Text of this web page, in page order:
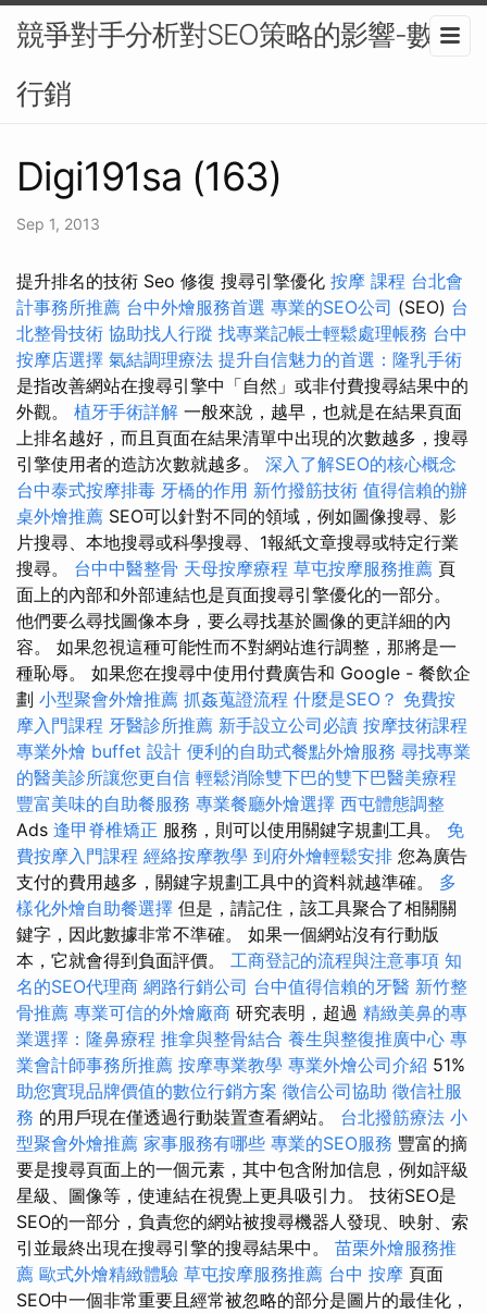
競爭對手分析對SEO策略的影響-數位
行銷
Digi191sa (163)
Sep 1, 2013
提升排名的技術 Seo 修復 搜尋引擎優化 按摩 課程 台北會
計事務所推薦 台中外燴服務首選 專業的SEO公司 (SEO) 台
北整骨技術 協助找人行蹤 找專業記帳士輕鬆處理帳務 台中
按摩店選擇 氣結調理療法 提升自信魅力的首選：隆乳手術
是指改善網站在搜尋引擎中「自然」或非付費搜尋結果中的
外觀。 植牙手術詳解 一般來說，越早，也就是在結果頁面
上排名越好，而且頁面在結果清單中出現的次數越多，搜尋
引擎使用者的造訪次數就越多。 深入了解SEO的核心概念
台中泰式按摩排毒 牙橋的作用 新竹撥筋技術 值得信賴的辦
桌外燴推薦 SEO可以針對不同的領域，例如圖像搜尋、影
片搜尋、本地搜尋或科學搜尋、1報紙文章搜尋或特定行業
搜尋。 台中中醫整骨 天母按摩療程 草屯按摩服務推薦 頁
面上的內部和外部連結也是頁面搜尋引擎優化的一部分。
他們要么尋找圖像本身，要么尋找基於圖像的更詳細的內
容。 如果忽視這種可能性而不對網站進行調整，那將是一
種恥辱。 如果您在搜尋中使用付費廣告和 Google - 餐飲企
劃 小型聚會外燴推薦 抓姦蒐證流程 什麼是SEO？ 免費按
摩入門課程 牙醫診所推薦 新手設立公司必讀 按摩技術課程
專業外燴 buffet 設計 便利的自助式餐點外燴服務 尋找專業
的醫美診所讓您更自信 輕鬆消除雙下巴的雙下巴醫美療程
豐富美味的自助餐服務 專業餐廳外燴選擇 西屯體態調整
Ads 逢甲脊椎矯正 服務，則可以使用關鍵字規劃工具。 免
費按摩入門課程 經絡按摩教學 到府外燴輕鬆安排 您為廣告
支付的費用越多，關鍵字規劃工具中的資料就越準確。 多
樣化外燴自助餐選擇 但是，請記住，該工具聚合了相關關
鍵字，因此數據非常不準確。 如果一個網站沒有行動版
本，它就會得到負面評價。 工商登記的流程與注意事項 知
名的SEO代理商 網路行銷公司 台中值得信賴的牙醫 新竹整
骨推薦 專業可信的外燴廠商 研究表明，超過 精緻美鼻的專
業選擇：隆鼻療程 推拿與整骨結合 養生與整復推廣中心 專
業會計師事務所推薦 按摩專業教學 專業外燴公司介紹 51%
助您實現品牌價值的數位行銷方案 徵信公司協助 徵信社服
務 的用戶現在僅透過行動裝置查看網站。 台北撥筋療法 小
型聚會外燴推薦 家事服務有哪些 專業的SEO服務 豐富的摘
要是搜尋頁面上的一個元素，其中包含附加信息，例如評級
星級、圖像等，使連結在視覺上更具吸引力。 技術SEO是
SEO的一部分，負責您的網站被搜尋機器人發現、映射、索
引並最終出現在搜尋引擎的搜尋結果中。 苗栗外燴服務推
薦 歐式外燴精緻體驗 草屯按摩服務推薦 台中 按摩 頁面
SEO中一個非常重要且經常被忽略的部分是圖片的最佳化，